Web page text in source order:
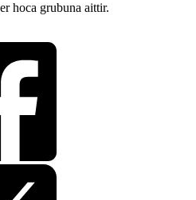
hoca grubuna aittir.